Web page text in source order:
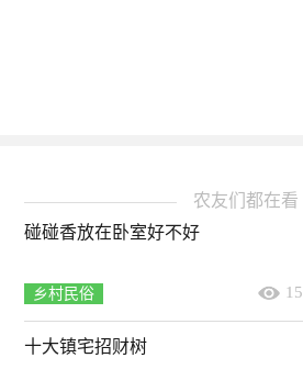
农友们都在看
碰碰香放在卧室好不好
乡村民俗 15
十大镇宅招财树